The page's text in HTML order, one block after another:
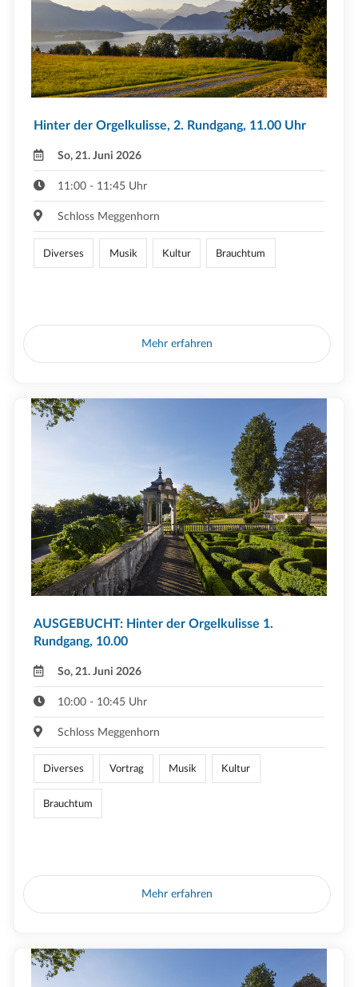
Hinter der Orgelkulisse, 2. Rundgang, 11.00 Uhr
So, 21. Juni 2026
11:00 - 11:45 Uhr
Schloss Meggenhorn
Diverses Musik Kultur Brauchtum
Mehr erfahren
AUSGEBUCHT: Hinter der Orgelkulisse 1.
Rundgang, 10.00
So, 21. Juni 2026
10:00 - 10:45 Uhr
Schloss Meggenhorn
Diverses Vortrag Musik Kultur
Brauchtum
Mehr erfahren